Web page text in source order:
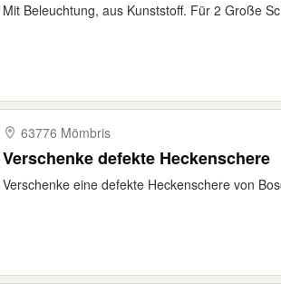
Mit Beleuchtung, aus Kunststoff. Für 2 Große
63776 Mömbris
Verschenke defekte Heckenschere
Verschenke eine defekte Heckenschere von